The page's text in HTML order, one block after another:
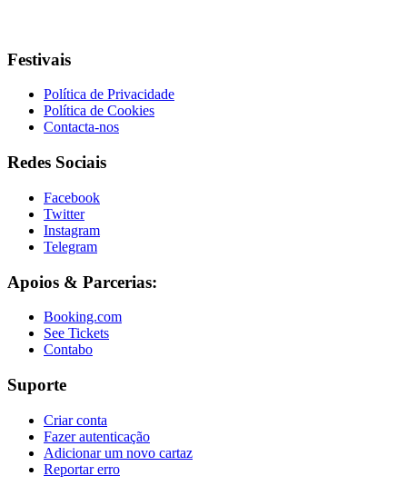
Festivais
Política de Privacidade
Política de Cookies
Contacta-nos
Redes Sociais
Facebook
Twitter
Instagram
Telegram
Apoios & Parcerias:
Booking.com
See Tickets
Contabo
Suporte
Criar conta
Fazer autenticação
Adicionar um novo cartaz
Reportar erro